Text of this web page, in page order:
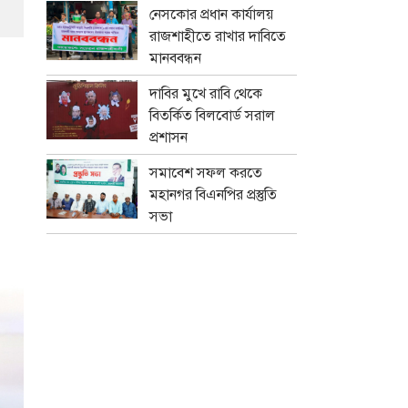
নেসকোর প্রধান কার্যালয়
রাজশাহীতে রাখার দাবিতে
মানববন্ধন
দাবির মুখে রাবি থেকে
বিতর্কিত বিলবোর্ড সরাল
প্রশাসন
সমাবেশ সফল করতে
মহানগর বিএনপির প্রস্তুতি
সভা